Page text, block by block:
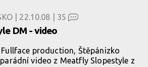
| 22.10.08 | 35
DM - video
production, Štěpánizko
video z Meatfly Slopestyle z